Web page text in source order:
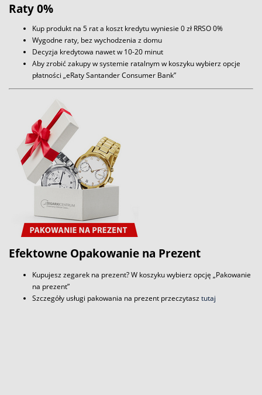
Raty 0%
Kup produkt na 5 rat a koszt kredytu wyniesie 0 zł RRSO 0%
Wygodne raty, bez wychodzenia z domu
Decyzja kredytowa nawet w 10-20 minut
Aby zrobić zakupy w systemie ratalnym w koszyku wybierz opcje
płatności „eRaty Santander Consumer Bank”
Efektowne Opakowanie na Prezent
Kupujesz zegarek na prezent? W koszyku wybierz opcję „Pakowanie
na prezent”
Szczegóły usługi pakowania na prezent przeczytasztutaj